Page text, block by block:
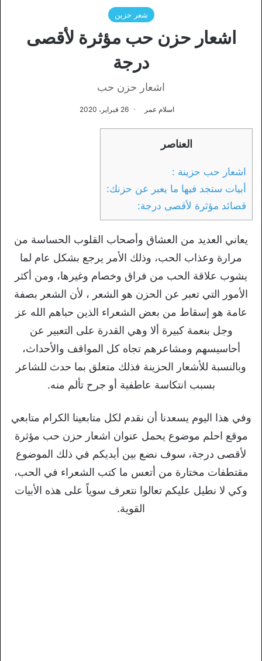
شعر حزين
اشعار حزن حب مؤثرة لأقصى
درجة
اشعار حزن حب
اسلام عمر 26 فبراير، 2020
العناصر
اشعار حب حزينة :
أبيات ستجد فيها ما يعبر عن حزنك:
قصائد مؤثرة لأقصى درجة:
يعاني العديد من العشاق وأصحاب القلوب الحساسة من
مرارة وعذاب الحب، وذلك الأمر يرجع بشكل عام لما
يشوب علاقة الحب من فراق وخصام وغيرها، ومن أكثر
الأمور التي تعبر عن الحزن هو الشعر ، لأن الشعر بصفة
عامة هو إسقاط من بعض الشعراء الذين حباهم الله عز
وجل بنعمة كبيرة ألا وهي القدرة على التعبير عن
أحاسيسهم ومشاعرهم تجاه كل المواقف والأحداث،
وبالنسبة للأشعار الحزينة فذلك متعلق بما حدث للشاعر
بسبب انتكاسة عاطفية أو جرح تألم منه.
وفي هذا اليوم يسعدنا أن نقدم لكل متابعينا الكرام متابعي
موقع احلم موضوع يحمل عنوان اشعار حزن حب مؤثرة
لأقصى درجة، سوف نضع بين أيديكم في ذلك الموضوع
مقتطفات مختارة من أتعس ما كتب الشعراء في الحب،
وكي لا نطيل عليكم تعالوا نتعرف سوياً على هذه الأبيات
القوية.